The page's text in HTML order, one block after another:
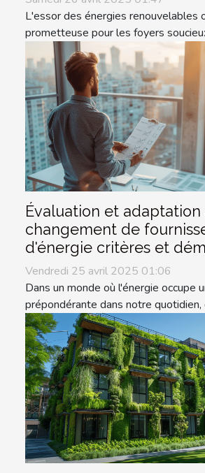
L'essor des énergies renouvelables
prometteuse pour les foyers
Évaluation et adaptation
changement de
d'énergie critères et
Vendredi 25 avril 2025 01:06
Dans un monde où l'énergie occupe
prépondérante dans notre quotidien,